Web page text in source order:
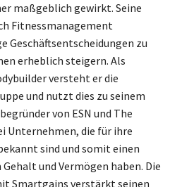
maßgeblich gewirkt. Seine
Fitnessmanagement
Geschäftsentscheidungen zu
erheblich steigern. Als
versteht er die
und nutzt dies zu seinem
von ESN und The
Unternehmen, die für ihre
sind und somit einen
und Vermögen haben. Die
Smartgains verstärkt seinen